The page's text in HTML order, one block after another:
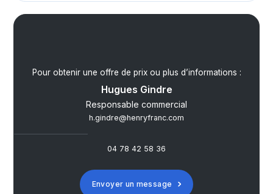
Pour obtenir une offre de prix ou plus d’informations :
Hugues Gindre
Responsable commercial
h.gindre@henryfranc.com
04 78 42 58 36
Envoyer un message